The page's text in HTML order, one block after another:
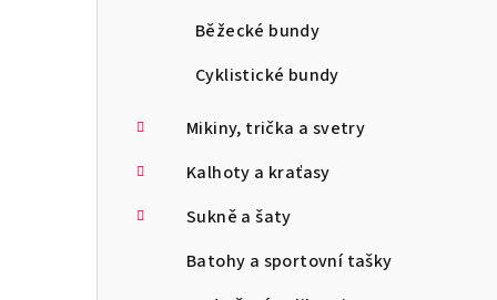
Běžecké bundy
Cyklistické bundy
Mikiny, trička a svetry
Kalhoty a kraťasy
Sukně a šaty
Batohy a sportovní tašky